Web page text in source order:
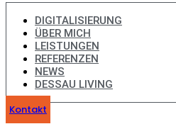
DIGITALISIERUNG
ÜBER MICH
LEISTUNGEN
REFERENZEN
NEWS
DESSAU LIVING
Kontakt